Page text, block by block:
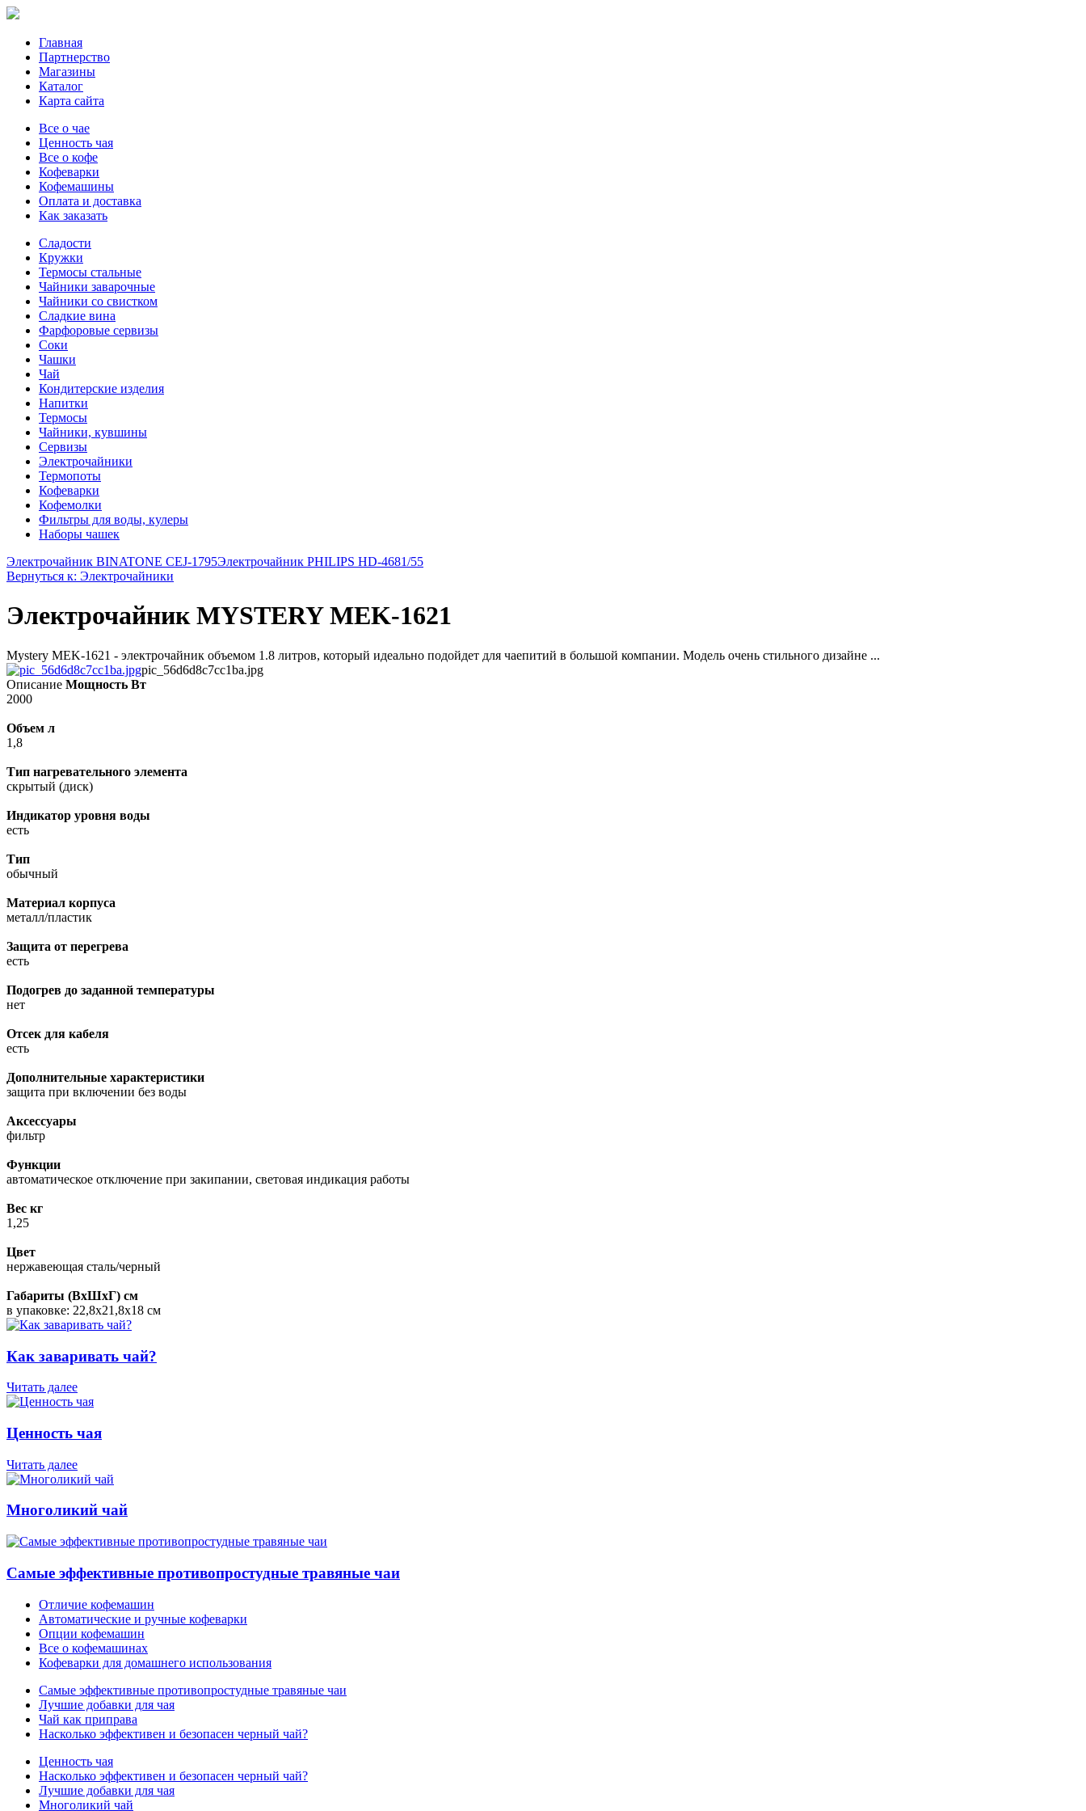
Главная
Партнерство
Магазины
Каталог
Карта сайта
Все о чае
Ценность чая
Все о кофе
Кофеварки
Кофемашины
Оплата и доставка
Как заказать
Сладости
Кружки
Термосы стальные
Чайники заварочные
Чайники со свистком
Сладкие вина
Фарфоровые сервизы
Соки
Чашки
Чай
Кондитерские изделия
Напитки
Термосы
Чайники, кувшины
Сервизы
Электрочайники
Термопоты
Кофеварки
Кофемолки
Фильтры для воды, кулеры
Наборы чашек
Электрочайник BINATONE CEJ-1795Электрочайник PHILIPS HD-4681/55
Вернуться к: Электрочайники
Электрочайник MYSTERY MEK-1621
Mystery MEK-1621 - электрочайник объемом 1.8 литров, который идеально подойдет для чаепитий в большой компании. Модель очень стильного дизайне ...
pic_56d6d8c7cc1ba.jpg
Описание Мощность Вт
2000
Объем л
1,8
Тип нагревательного элемента
скрытый (диск)
Индикатор уровня воды
есть
Тип
обычный
Материал корпуса
металл/пластик
Защита от перегрева
есть
Подогрев до заданной температуры
нет
Отсек для кабеля
есть
Дополнительные характеристики
защита при включении без воды
Аксессуары
фильтр
Функции
автоматическое отключение при закипании, световая индикация работы
Вес кг
1,25
Цвет
нержавеющая сталь/черный
Габариты (ВхШхГ) см
в упаковке: 22,8х21,8х18 см
Как заваривать чай?
Читать далее
Ценность чая
Читать далее
Многоликий чай
Самые эффективные противопростудные травяные чаи
Отличие кофемашин
Автоматические и ручные кофеварки
Опции кофемашин
Все о кофемашинах
Кофеварки для домашнего использования
Самые эффективные противопростудные травяные чаи
Лучшие добавки для чая
Чай как приправа
Насколько эффективен и безопасен черный чай?
Ценность чая
Насколько эффективен и безопасен черный чай?
Лучшие добавки для чая
Многоликий чай